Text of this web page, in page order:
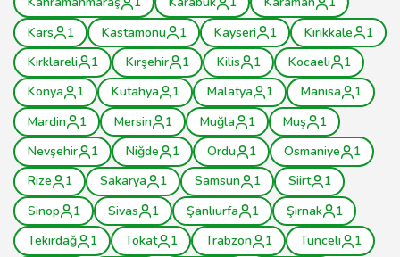
Kars
1 Kastamonu 1 Kayseri 1 Kırıkkale
1
Kırklareli
1 Kırşehir 1 Kilis 1 Kocaeli
1
Konya
1 Kütahya 1 Malatya 1 Manisa
1
Mardin
1 Mersin 1 Muğla 1 Muş
1
Nevşehir
1 Niğde 1 Ordu 1 Osmaniye
1
Rize
1 Sakarya 1 Samsun 1 Siirt
1
Sinop
1 Sivas 1 Şanlıurfa 1 Şırnak
1
Tekirdağ
1 Tokat 1 Trabzon 1 Tunceli
1